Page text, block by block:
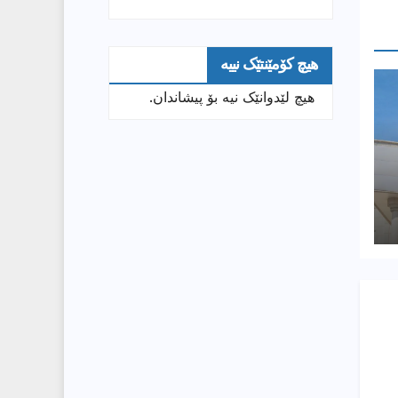
هیچ کۆمێنتێک نییە
هیچ لێدوانێک نیە بۆ پیشاندان.